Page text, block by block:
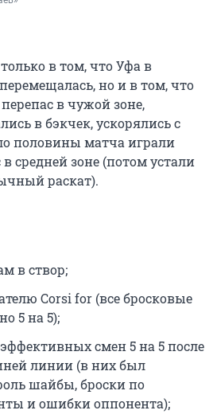
в том, что Уфа в
но и в том, что
в чужой зоне,
в бэкчек, ускорялись с
половины матча играли
средней зоне (потом устали
раскат).
в створ;
Corsi for (все бросковые
5 на 5);
эффективных смен 5 на 5 после
линии (в них был
шайбы, броски по
и ошибки оппонента);